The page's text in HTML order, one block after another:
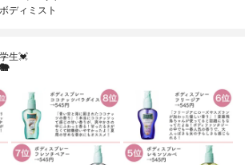
ディミスト
生💓